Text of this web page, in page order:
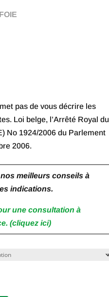
pas de vous décrire les
Loi belge, l’Arrêté Royal du
No 1924/2006 du Parlement
2006.
meilleurs conseils à
indications.
une consultation à
(cliquez ici)